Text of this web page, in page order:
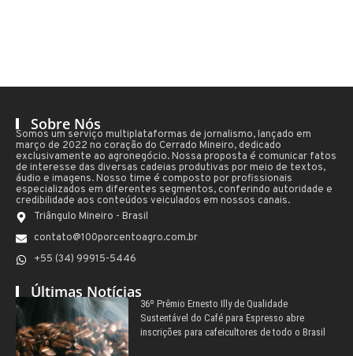
Sobre Nós
Somos um serviço multiplataformas de jornalismo, lançado em
março de 2022 no coração do Cerrado Mineiro, dedicado
exclusivamente ao agronegócio. Nossa proposta é comunicar fatos
de interesse das diversas cadeias produtivas por meio de textos,
áudio e imagens. Nosso time é composto por profissionais
especializados em diferentes segmentos, conferindo autoridade e
credibilidade aos conteúdos veiculados em nossos canais.
Triângulo Mineiro - Brasil
contato@100porcentoagro.com.br
+55 (34) 99915-5446
Últimas Notícias
36º Prêmio Ernesto Illy de Qualidade
Sustentável do Café para Espresso abre
inscrições para cafeicultores de todo o Brasil